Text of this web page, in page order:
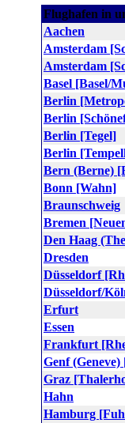
Flughafen in
Aachen
Amsterdam
Amsterdam
Basel [Basel/
Berlin
Berlin
Berlin [Tegel]
Berlin
Bern (Berne)
Bonn [Wahn]
Braunschweig
Bremen
Den Haag
Dresden
Düsseldorf
Düsseldorf/
Erfurt
Essen
Frankfurt
Genf
Graz
Hahn
Hamburg